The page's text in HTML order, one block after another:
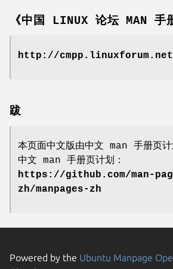
《中国 LINUX 论坛 MAN 手
http://cmpp.linuxforum.net
跋
本页面中文版由中文 man 手册页计
中文 man 手册页计划：
https://github.com/man-
zh/manpages-zh
Powered by the Ubuntu Manpage